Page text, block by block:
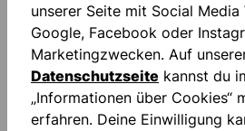
Bewertungen
unserer Seite mit Social
Google, Facebook oder
Marketingzwecken. Auf
Datenschutzseite kannst du
„Informationen über Cookies“
erfahren. Deine Einwilligung